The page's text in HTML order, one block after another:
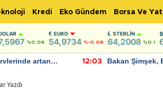
Kredi Eko Gündem Borsa Ve
%0.06
EURO
54,9734 %-0.08
STERLIN
64,2008 %0.1
artan
12:03
Bakan Şimşek,
Yazdı